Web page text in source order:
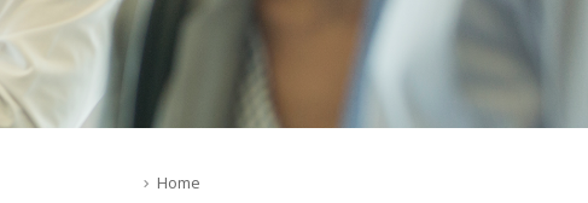
Home